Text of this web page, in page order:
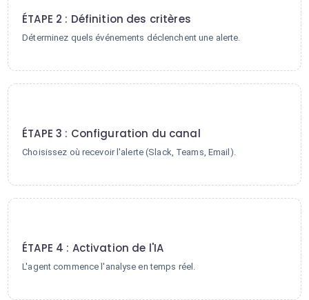
ÉTAPE 2 : Définition des critères
Déterminez quels événements déclenchent une alerte.
ÉTAPE 3 : Configuration du canal
Choisissez où recevoir l'alerte (Slack, Teams, Email).
ÉTAPE 4 : Activation de l'IA
L'agent commence l'analyse en temps réel.